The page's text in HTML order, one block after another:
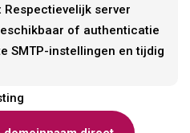
Respectievelijk server
of authenticatie
SMTP-instellingen en tijdig